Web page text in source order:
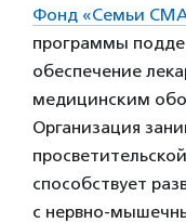
Фонд «Семьи
программы
обеспечение
медицинским
Организация
способствует
с нервно-